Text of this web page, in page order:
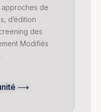
approches de
d’édition
des
Modifiés
⟶